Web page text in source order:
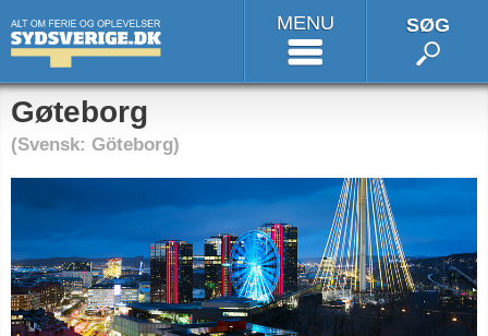
MENU SØG
Gøteborg
(Svensk: Göteborg)